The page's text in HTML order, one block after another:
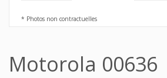
* Photos non contractuelles
Motorola 00636